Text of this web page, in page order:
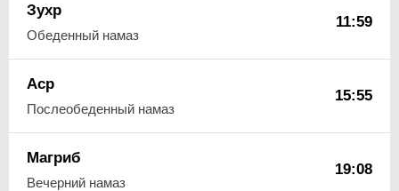
Зухр
Обеденный намаз
11:59
Аср
Послеобеденный намаз
15:55
Магриб
Вечерний намаз
19:08